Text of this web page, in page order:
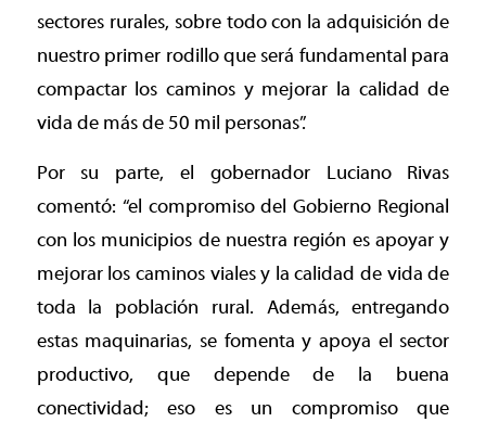
sectores rurales, sobre todo con la adquisición de
nuestro primer rodillo que será fundamental para
compactar los caminos y mejorar la calidad de
vida de más de 50 mil personas”.
Por su parte, el gobernador Luciano Rivas
comentó: “el compromiso del Gobierno Regional
con los municipios de nuestra región es apoyar y
mejorar los caminos viales y la calidad de vida de
toda la población rural. Además, entregando
estas maquinarias, se fomenta y apoya el sector
productivo, que depende de la buena
conectividad; eso es un compromiso que